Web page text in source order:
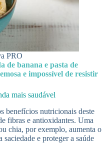
PRO
de banana e pasta de
e impossível de resistir
mais saudável
benefícios nutricionais deste
fibras e antioxidantes. Uma
chia, por exemplo, aumenta o
e proteger a saúde